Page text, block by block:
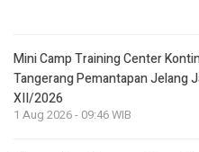
Mini Camp Training Center
Tangerang Pemantapan Jelang
XII/2026
1 Aug 2026 - 09:46 WIB